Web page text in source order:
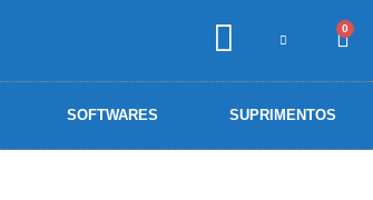
0
SOFTWARES SUPRIMENTOS